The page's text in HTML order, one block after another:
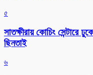
৫
সাতক্ষীরায় কোচিং সেন্টারে
ছিনতাই
৬